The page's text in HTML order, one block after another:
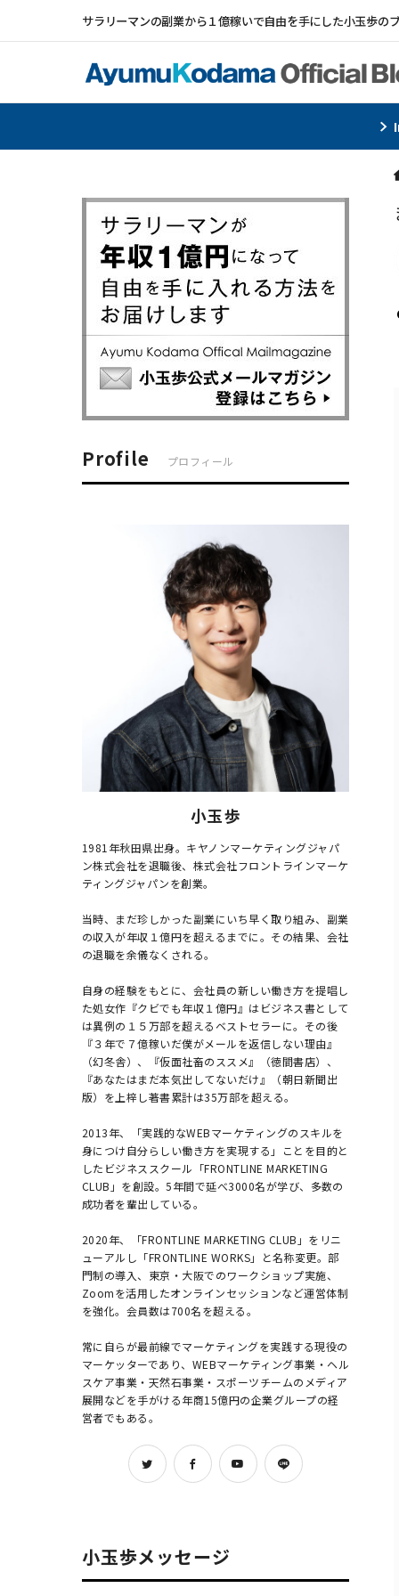
サラリーマンの副業から１億稼いで自由を手にした小玉歩の
Profile プロフィール
小玉 歩
1981年秋田県出身。キヤノンマーケティングジャパ
ン株式会社を退職後、株式会社フロントラインマーケ
ティングジャパンを創業。
当時、まだ珍しかった副業にいち早く取り組み、副業
の収入が年収１億円を超えるまでに。その結果、会社
の退職を余儀なくされる。
自身の経験をもとに、会社員の新しい働き方を提唱し
た処女作『クビでも年収１億円』はビジネス書として
は異例の１５万部を超えるベストセラーに。その後
『３年で７億稼いだ僕がメールを返信しない理由』
（幻冬舎）、『仮面社畜のススメ』（徳間書店）、
『あなたはまだ本気出してないだけ』（朝日新聞出
版）を上梓し著書累計は35万部を超える。
2013年、「実践的なWEBマーケティングのスキルを
身につけ自分らしい働き方を実現する」ことを目的と
したビジネススクール「FRONTLINE MARKETING
CLUB」を創設。5年間で延べ3000名が学び、多数の
成功者を輩出している。
2020年、「FRONTLINE MARKETING CLUB」をリニ
ューアルし「FRONTLINE WORKS」と名称変更。部
門制の導入、東京・大阪でのワークショップ実施、
Zoomを活用したオンラインセッションなど運営体制
を強化。会員数は700名を超える。
常に自らが最前線でマーケティングを実践する現役の
マーケッターであり、WEBマーケティング事業・ヘル
スケア事業・天然石事業・スポーツチームのメディア
展開などを手がける年商15億円の企業グループの経
営者でもある。
小玉歩メッセージ